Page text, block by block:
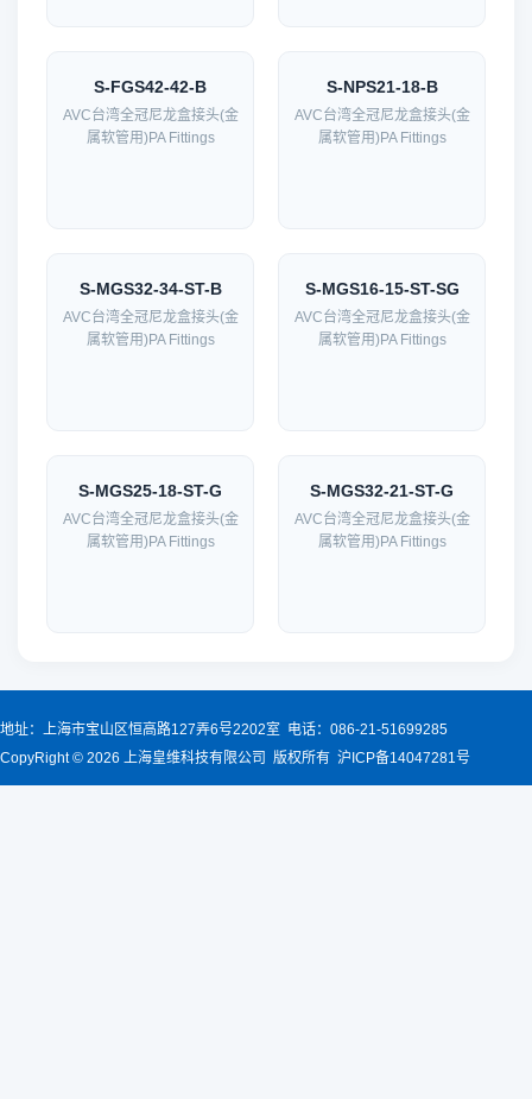
S-FGS42-42-B
AVC台湾全冠尼龙盒接头(金
属软管用)PA Fittings
S-NPS21-18-B
AVC台湾全冠尼龙盒接头(金
属软管用)PA Fittings
S-MGS32-34-ST-B
AVC台湾全冠尼龙盒接头(金
属软管用)PA Fittings
S-MGS16-15-ST-SG
AVC台湾全冠尼龙盒接头(金
属软管用)PA Fittings
S-MGS25-18-ST-G
AVC台湾全冠尼龙盒接头(金
属软管用)PA Fittings
S-MGS32-21-ST-G
AVC台湾全冠尼龙盒接头(金
属软管用)PA Fittings
地址：上海市宝山区恒高路127弄6号2202室 电话：086-21-51699285
CopyRight © 2026 上海皇维科技有限公司 版权所有 沪ICP备14047281号